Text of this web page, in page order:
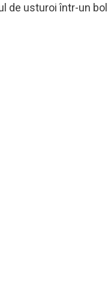
de usturoi într-un